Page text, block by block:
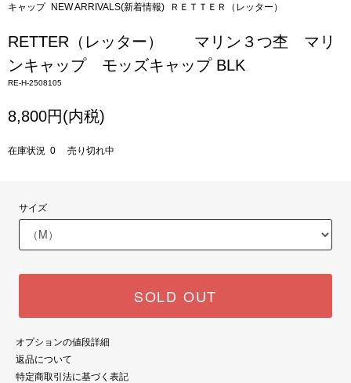
キャップ NEW ARRIVALS(新着情報) ＲＥＴＴＥＲ（レッター）
RETTER（レッター） マリン３つ杢 マリ
ンキャップ モッズキャップ BLK
RE-H-2508105
8,800円(内税)
在庫状況 0 売り切れ中
サイズ
SOLD OUT
オプションの値段詳細
返品について
特定商取引法に基づく表記